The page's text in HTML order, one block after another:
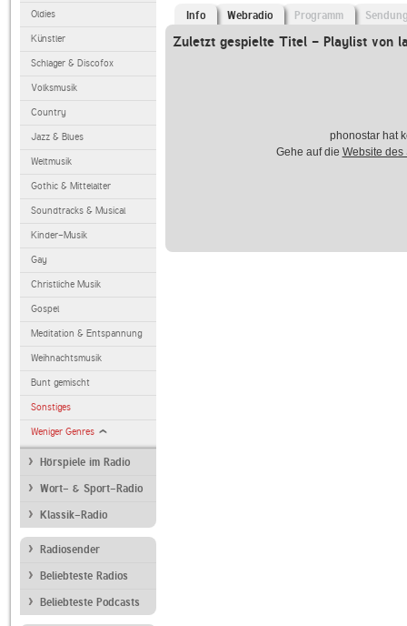
Oldies
Künstler
Schlager & Discofox
Volksmusik
Country
Jazz & Blues
Weltmusik
Gothic & Mittelalter
Soundtracks & Musical
Kinder-Musik
Gay
Christliche Musik
Gospel
Meditation & Entspannung
Weihnachtsmusik
Bunt gemischt
Sonstiges
Weniger Genres
Hörspiele im Radio
Wort- & Sport-Radio
Klassik-Radio
Radiosender
Beliebteste Radios
Beliebteste Podcasts
Info Webradio Programm
Zuletzt gespielte Titel - Playlist von
phonostar hat
Gehe auf die Website des